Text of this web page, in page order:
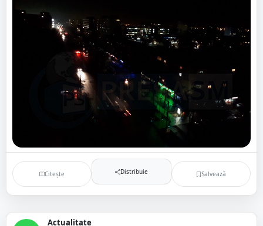
Citește Distribuie Salvează
Actualitate